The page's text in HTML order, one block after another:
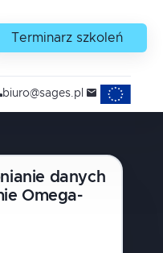
Terminarz szkoleń
biuro@sages.pl Projekty
danych
Omega-